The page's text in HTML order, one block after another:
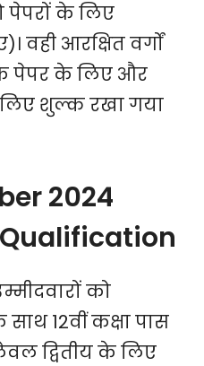
पेपरों के लिए
वही आरक्षित वर्गों
पेपर के लिए और
शुल्क रखा गया
2024
को
12वीं कक्षा पास
द्वितीय के लिए